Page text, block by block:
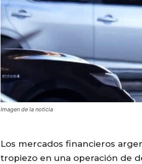
Imagen de la noticia
Los mercados financieros
tropiezo en una operación de